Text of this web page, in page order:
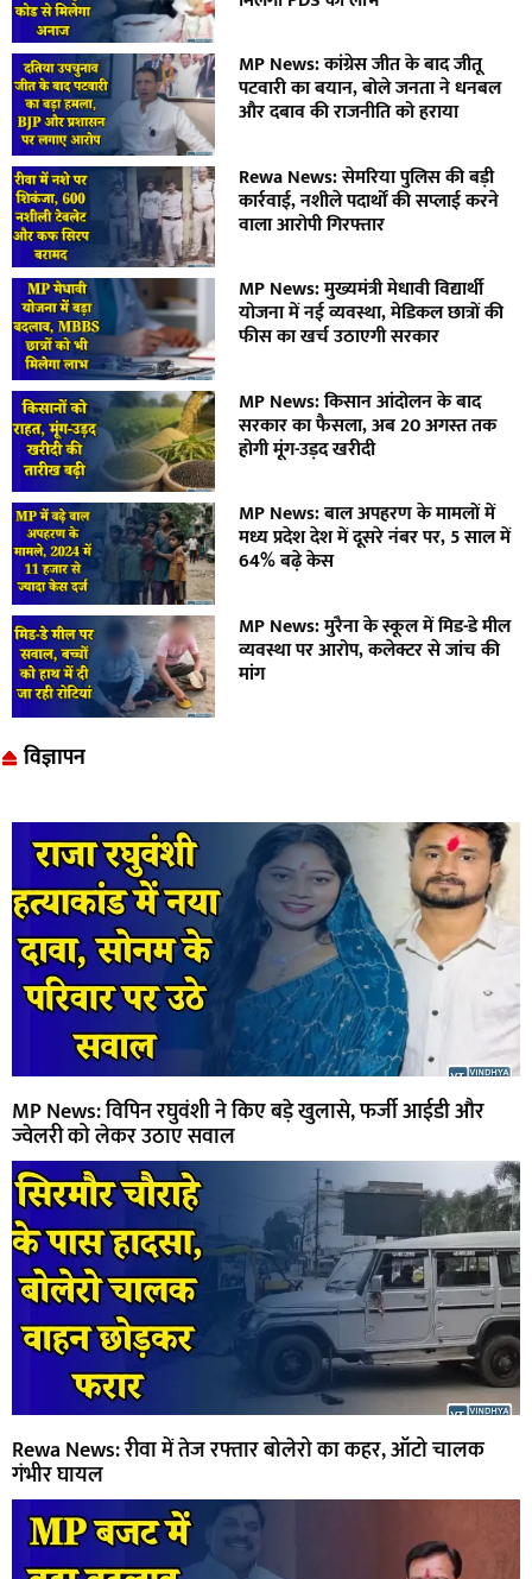
MP News: कांग्रेस जीत के बाद जीतू
पटवारी का बयान, बोले जनता ने धनबल
और दबाव की राजनीति को हराया
Rewa News: सेमरिया पुलिस की बड़ी
कार्रवाई, नशीले पदार्थों की सप्लाई करने
वाला आरोपी गिरफ्तार
MP News: मुख्यमंत्री मेधावी विद्यार्थी
योजना में नई व्यवस्था, मेडिकल छात्रों की
फीस का खर्च उठाएगी सरकार
MP News: किसान आंदोलन के बाद
सरकार का फैसला, अब 20 अगस्त तक
होगी मूंग-उड़द खरीदी
MP News: बाल अपहरण के मामलों में
मध्य प्रदेश देश में दूसरे नंबर पर, 5 साल में
64% बढ़े केस
MP News: मुरैना के स्कूल में मिड-डे मील
व्यवस्था पर आरोप, कलेक्टर से जांच की
मांग
विज्ञापन
MP News: विपिन रघुवंशी ने किए बड़े खुलासे, फर्जी आईडी और
ज्वेलरी को लेकर उठाए सवाल
Rewa News: रीवा में तेज रफ्तार बोलेरो का कहर, ऑटो चालक
गंभीर घायल